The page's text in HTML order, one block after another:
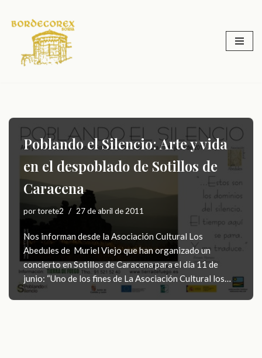
contenido
Poblando el Silencio: Arte y vida
en el despoblado de Sotillos de
Caracena
portorete2 27 de abril de 2011
Nos informan desde la Asociación Cultural Los
Abedules de Muriel Viejo que han organizado un
concierto en Sotillos de Caracena para el día 11 de
junio: “Uno de los fines de La Asociación Cultural los…